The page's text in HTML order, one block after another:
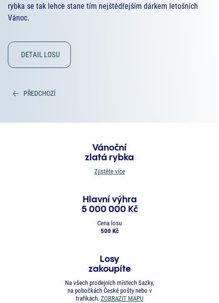
rybka se tak lehce stane tím nejštědřejším dárkem letošních
Vánoc.
DETAIL LOSU
PŘEDCHOZÍ
Vánoční
zlatá rybka
Zjistěte více
Hlavní výhra
5 000 000 Kč
Cena losu
500 Kč
Losy
zakoupíte
Na všech prodejních místech Sazky,
na pobočkách České pošty nebo v
trafikách. ZOBRAZIT MAPU